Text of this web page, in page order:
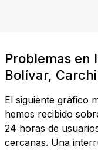
Problemas en
Bolívar, Carchi
El siguiente gráfico
hemos recibido
24 horas de
cercanas. Una